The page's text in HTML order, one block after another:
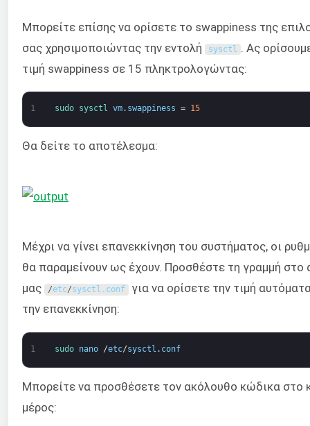
Μπορείτε επίσης να ορίσετε το swappiness της
σας χρησιμοποιώντας την εντολή
sysctl . Ας
τιμή swappiness σε 15 πληκτρολογώντας:
1 sudo sysctl vm. swappiness = 15
Θα δείτε το αποτέλεσμα:
Μέχρι να γίνει επανεκκίνηση του συστήματος, οι
θα παραμείνουν ως έχουν. Προσθέστε τη γραμμή στο
μας
/etc/sysctl . conf για να ορίσετε την τιμή
την επανεκκίνηση:
1 sudo nano /etc/sysctl . conf
Μπορείτε να προσθέσετε τον ακόλουθο κώδικα στο
μέρος: